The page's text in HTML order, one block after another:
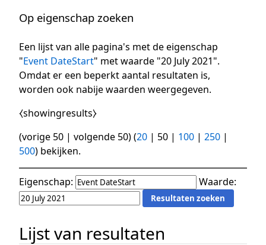
Op eigenschap zoeken
Een lijst van alle pagina's met de eigenschap
"Event DateStart" met waarde "20 July 2021".
Omdat er een beperkt aantal resultaten is,
worden ook nabije waarden weergegeven.
⧼showingresults⧽
(vorige 50 | volgende 50) (20 | 50 | 100 | 250 |
500) bekijken.
Eigenschap: Waarde:
Lijst van resultaten